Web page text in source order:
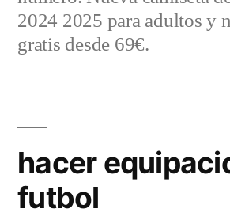
2024 2025 para adultos y
gratis desde 69€.
hacer
futbol